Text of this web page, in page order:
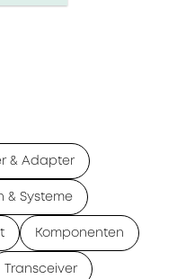
& Adapter
& Systeme
Komponenten
Transceiver